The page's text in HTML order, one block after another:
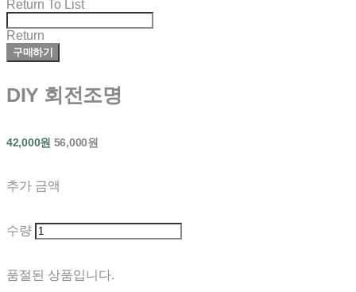
Return To List
Return
구매하기
DIY 회전조명
42,000원 56,000원
추가 금액
수량
품절된 상품입니다.